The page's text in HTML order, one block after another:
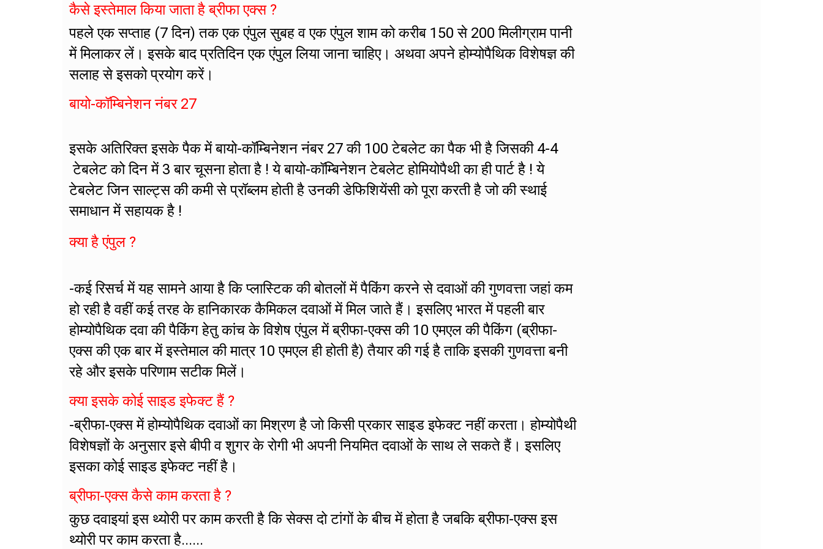
कैसे इस्तेमाल किया जाता है ब्रीफा एक्स ?
पहले एक सप्ताह (7 दिन) तक एक एंपुल सुबह व एक एंपुल शाम को करीब 150 से 200 मिलीग्राम पानी
में मिलाकर लें। इसके बाद प्रतिदिन एक एंपुल लिया जाना चाहिए। अथवा अपने होम्योपैथिक विशेषज्ञ की
सलाह से इसको प्रयोग करें।
बायो-कॉम्बिनेशन नंबर 27
इसके अतिरिक्त इसके पैक में बायो-कॉम्बिनेशन नंबर 27 की 100 टेबलेट का पैक भी है जिसकी 4-4
टेबलेट को दिन में 3 बार चूसना होता है ! ये बायो-कॉम्बिनेशन टेबलेट होमियोपैथी का ही पार्ट है ! ये
टेबलेट जिन साल्ट्स की कमी से प्रॉब्लम होती है उनकी डेफिशियेंसी को पूरा करती है जो की स्थाई
समाधान में सहायक है !
क्या है एंपुल ?
-कई रिसर्च में यह सामने आया है कि प्लास्टिक की बोतलों में पैकिंग करने से दवाओं की गुणवत्ता जहां कम
हो रही है वहीं कई तरह के हानिकारक कैमिकल दवाओं में मिल जाते हैं। इसलिए भारत में पहली बार
होम्योपैथिक दवा की पैकिंग हेतु कांच के विशेष एंपुल में ब्रीफा-एक्स की 10 एमएल की पैकिंग (ब्रीफा-
एक्स की एक बार में इस्तेमाल की मात्र 10 एमएल ही होती है) तैयार की गई है ताकि इसकी गुणवत्ता बनी
रहे और इसके परिणाम सटीक मिलें।
क्या इसके कोई साइड इफेक्ट हैं ?
-ब्रीफा-एक्स में होम्योपैथिक दवाओं का मिश्रण है जो किसी प्रकार साइड इफेक्ट नहीं करता। होम्योपैथी
विशेषज्ञों के अनुसार इसे बीपी व शुगर के रोगी भी अपनी नियमित दवाओं के साथ ले सकते हैं। इसलिए
इसका कोई साइड इफेक्ट नहीं है।
ब्रीफा-एक्स कैसे काम करता है ?
कुछ दवाइयां इस थ्योरी पर काम करती है कि सेक्स दो टांगों के बीच में होता है जबकि ब्रीफा-एक्स इस
थ्योरी पर काम करता है......